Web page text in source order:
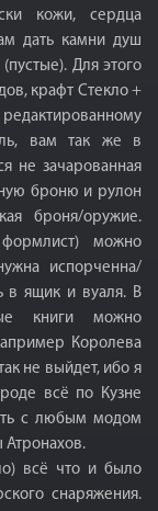
кожи, сердца
дать камни душ
Для этого
крафт Стекло +
вам так же в
не зачарованная
броню и рулон
броня/оружие.
можно
испорченна/
в ящик и вуаля. В
книги можно
Королева
не выйдет, ибо я
всё по Кузне
с любым модом
всё что и было
снаряжения.